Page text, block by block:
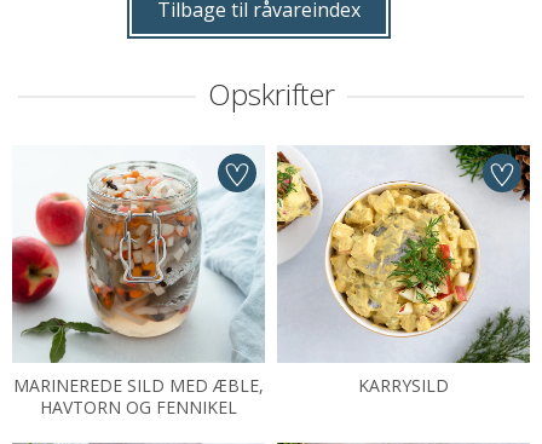
Tilbage til råvareindex
Opskrifter
MARINEREDE SILD MED ÆBLE,
HAVTORN OG FENNIKEL
KARRYSILD